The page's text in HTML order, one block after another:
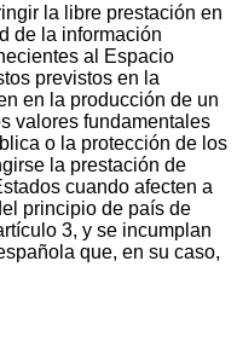
la libre prestación en
de la información
al Espacio
previstos en la
en la producción de un
valores fundamentales
o la protección de los
la prestación de
cuando afecten a
principio de país de
3, y se incumplan
que, en su caso,